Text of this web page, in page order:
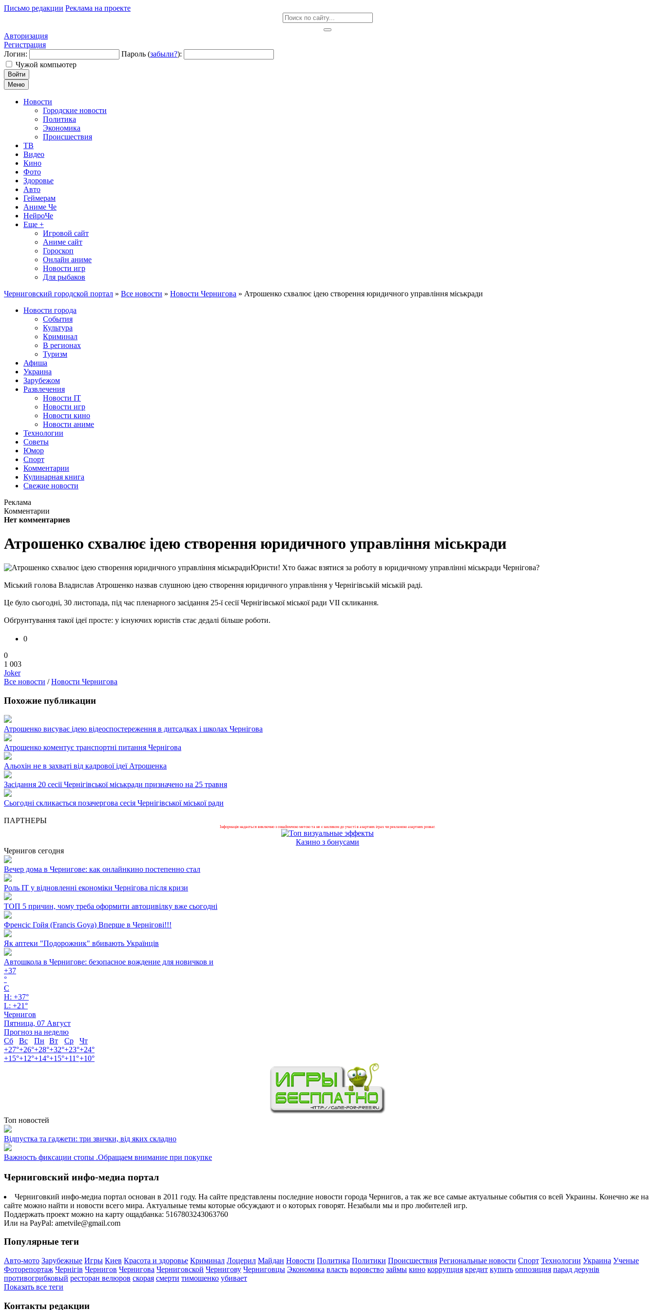
Письмо редакции Реклама на проекте
Авторизация
Регистрация
Логин:
Пароль (забыли?):
Чужой компьютер
Войти
Меню
Новости
Городские новости
Политика
Экономика
Происшествия
ТВ
Видео
Кино
Фото
Здоровье
Авто
Геймерам
Аниме Че
НейроЧе
Еще +
Игровой сайт
Аниме сайт
Гороскоп
Онлайн аниме
Новости игр
Для рыбаков
Черниговский городской портал » Все новости » Новости Чернигова » Атрошенко схвалює ідею створення юридичного управління міськради
Новости города
События
Культура
Криминал
В регионах
Туризм
Афиша
Украина
Зарубежом
Развлечения
Новости IT
Новости игр
Новости кино
Новости аниме
Технологии
Советы
Юмор
Спорт
Комментарии
Кулинарная книга
Свежие новости
Реклама
Комментарии
Нет комментариев
Атрошенко схвалює ідею створення юридичного управління міськради
Юристи! Хто бажає взятися за роботу в юридичному управлінні міськради Чернігова?
Міський голова Владислав Атрошенко назвав слушною ідею створення юридичного управління у Чернігівській міській раді.
Це було сьогодні, 30 листопада, під час пленарного засідання 25-ї сесії Чернігівської міської ради VII скликання.
Обґрунтування такої ідеї просте: у існуючих юристів стає дедалі більше роботи.
0
0
1 003
Joker
Все новости /Новости Чернигова
Похожие публикации
Атрошенко висуває ідею відеоспостереження в дитсадках і школах Чернігова
Атрошенко коментує транспортні питання Чернігова
Альохін не в захваті від кадрової ідеї Атрошенка
Засідання 20 сесії Чернігівської міськради призначено на 25 травня
Сьогодні скликається позачергова сесія Чернігівської міської ради
ПАРТНЕРЫ
Інформація надається виключно з ознайомчою метою та не є закликом до участі в азартних іграх чи рекламою азартних розваг.
Казино з бонусами
Чернигов сегодня
Вечер дома в Чернигове: как онлайнкино постепенно стал
Роль ІТ у відновленні економіки Чернігова після кризи
ТОП 5 причин, чому треба оформити автоцивілку вже сьогодні
Френсіс Гойя (Francis Goya) Вперше в Чернігові!!!
Як аптеки "Подорожник" вбивають Українців
Автошкола в Чернигове: безопасное вождение для новичков и
+37
°
C
H: +37°
L: +21°
Чернигов
Пятница, 07 Август
Прогноз на неделю
Сб
Вс Пн Вт Ср
Чт
+27°+26°+28°+32°+23°+24°
+15°+12°+14°+15°+11°+10°
Топ новостей
Відпустка та гаджети: три звички, від яких складно
Важность фиксации стопы .Обращаем внимание при покупке
Черниговский инфо-медиа портал
Черниговкий инфо-медиа портал основан в 2011 году. На сайте представлены последние новости города Чернигов, а так же все самые актуальные события со всей Украины. Конечно же на
сайте можно найти и новости всего мира. Актуальные темы которые обсуждают и о которых говорят. Незабыли мы и про любителей игр.
Поддержать проект можно на карту ощадбанка: 5167803243063760
Или на PayPal: ametvile@gmail.com
Популярные теги
Авто-мото Зарубежные Игры Киев Красота и здоровье Криминал Лоцерил Майдан Новости Политика Политики Происшествия Региональные новости Спорт Технологии Украина Ученые
Фоторепортаж Чернігів Чернигов Чернигова Черниговской Чернигову Черниговцы Экономика власть воровство займы кино коррупция кредит купить оппозиция парад дерунів
противогрибковый ресторан велюров скорая смерти тимошенко убивает
Показать все теги
Контакты редакции